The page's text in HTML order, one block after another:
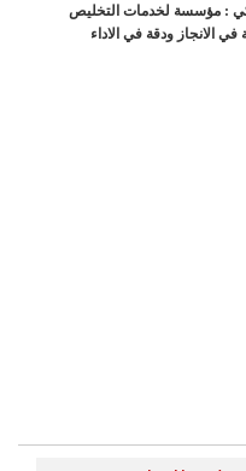
: مؤسسة لخدمات التخليص
الانجاز ودقة في الاداء